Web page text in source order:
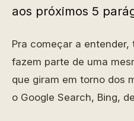
aos próximos 5
Pra começar a entender,
fazem parte de uma
que giram em torno dos
o Google Search, Bing,